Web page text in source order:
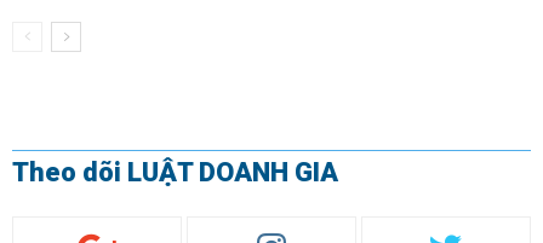
Theo dõi LUẬT DOANH GIA